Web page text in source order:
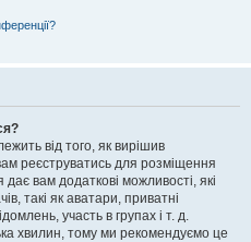
від того, як вирішив
реєструватись для розміщення
вам додаткові можливості, які
такі як аватари, приватні
участь в групах і т. д.
хвилин, тому ми рекомендуємо це